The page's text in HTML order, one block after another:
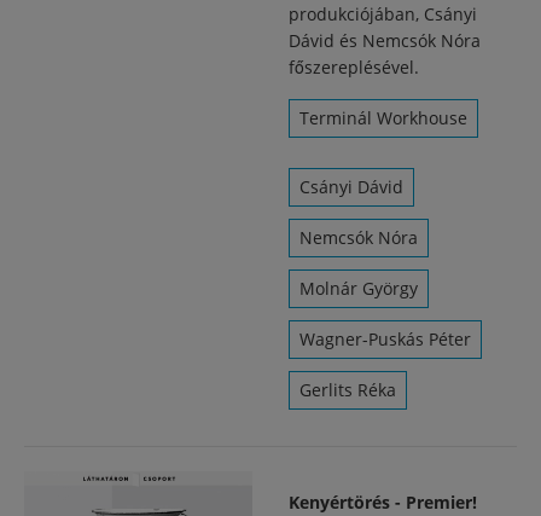
produkciójában, Csányi
Dávid és Nemcsók Nóra
főszereplésével.
Terminál Workhouse
Csányi Dávid
Nemcsók Nóra
Molnár György
Wagner-Puskás Péter
Gerlits Réka
Kenyértörés - Premier!